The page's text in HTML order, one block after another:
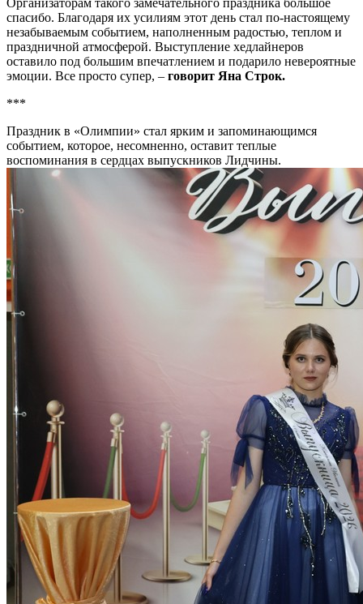
спасибо. Благодаря их усилиям этот день стал по-настоящему
незабываемым событием, наполненным радостью, теплом и
праздничной атмосферой. Выступление хедлайнеров
оставило под большим впечатлением и подарило невероятные
эмоции. Все просто супер, – говорит Яна Строк.
***
Праздник в «Олимпии» стал ярким и запоминающимся
событием, которое, несомненно, оставит теплые
воспоминания в сердцах выпускников Лидчины.